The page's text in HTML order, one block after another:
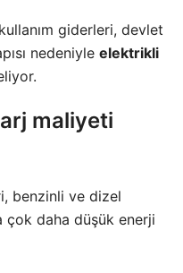
giderleri, devlet
nedeniyle elektrikli
maliyeti
benzinli ve dizel
çok daha düşük enerji